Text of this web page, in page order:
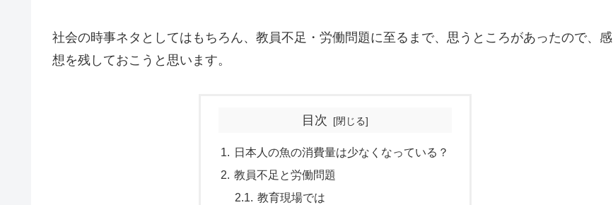
社会の時事ネタとしてはもちろん、教員不足・労働問題に至るまで、思うところがあったので、感
想を残しておこうと思います。
目次
日本人の魚の消費量は少なくなっている？
教員不足と労働問題
教育現場では